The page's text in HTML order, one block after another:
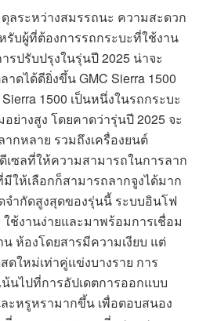
ลระหว่างสมรรถนะ ความสะดวก
รับผู้ที่ต้องการรถกระบะที่ใช้งาน
ปรับปรุงในรุ่นปี 2025 น่าจะ
ดได้ดียิ่งขึ้น GMC Sierra 1500
1500 เป็นหนึ่งในรถกระบะ
ย่างสูง โดยคาดว่ารุ่นปี 2025 จะ
กหลาย รวมถึงเครื่องยนต์
เซลที่ให้ความสามารถในการลาก
ให้เลือกก็สามารถลากจูงได้มาก
จำกัดสูงสุดของรุ่นนี้ ระบบอินโฟ
ใช้งานง่ายและมาพร้อมการเชื่อม
ห้องโดยสารมีความเงียบ แต่
ดใหม่เท่าคู่แข่งบางราย การ
นไปที่การอัปเดตการออกแบบ
หรูหรามากขึ้น เพื่อตอบสนอง